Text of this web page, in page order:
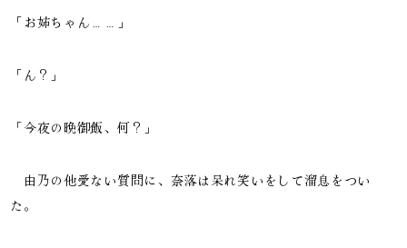
「お姉ちゃん……」
「ん？」
「今夜の晩御飯、何？」
由乃の他愛ない質問に、奈落は呆れ笑いをして溜息をつい
た。